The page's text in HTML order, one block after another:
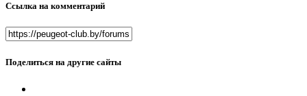
Ссылка на комментарий
Поделиться на другие сайты